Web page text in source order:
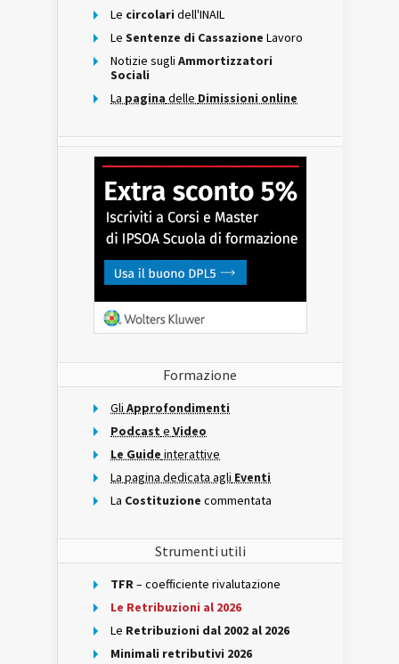
Le circolari dell'INAIL
Le Sentenze di Cassazione Lavoro
Notizie sugli Ammortizzatori
Sociali
La pagina delle Dimissioni online
Formazione
Gli Approfondimenti
Podcast e Video
Le Guide interattive
La pagina dedicata agli Eventi
La Costituzione commentata
Strumenti utili
TFR– coefficiente rivalutazione
Le Retribuzioni al 2026
Le Retribuzioni dal 2002 al 2026
Minimali retributivi 2026